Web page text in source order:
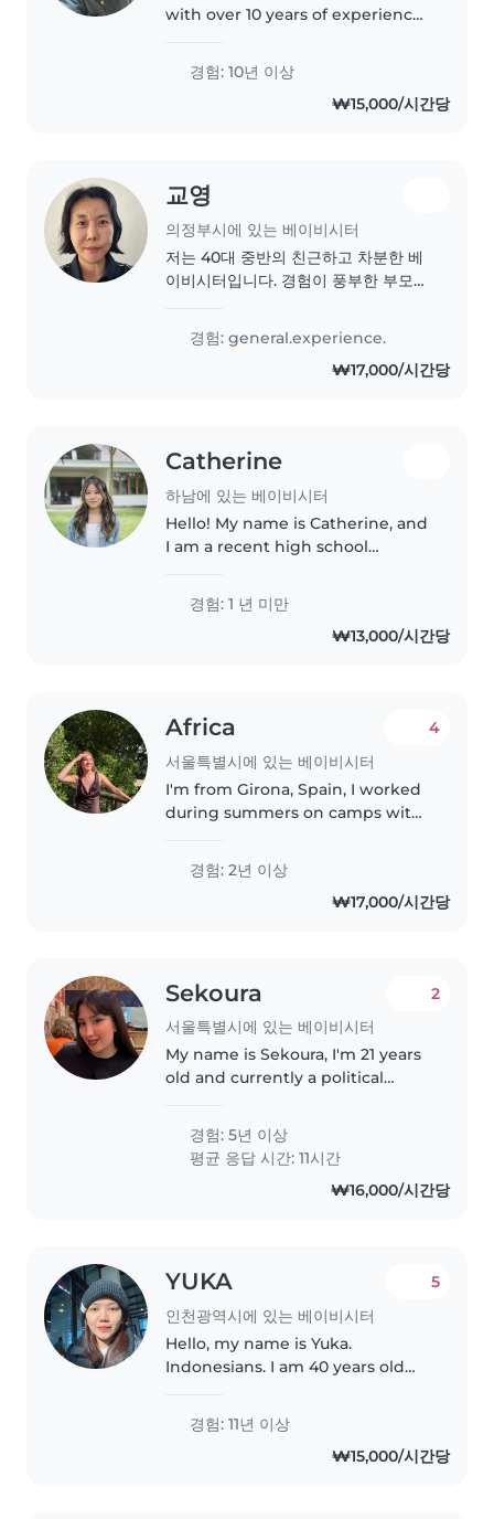
with over 10 years of experience
responsible, creative, and love
crafting with kids. I'm
comfortable helping with
경험: 10년 이상
₩15,000/시간당
교영
의정부시에 있는 베이비시터
저는 40대 중반의 친근하고 차분한 베
이비시터입니다. 경험이 풍부한 부모이
이 있는 베이비시터입니다. 저는 그림,
책 읽어주기, 만들기, 놀이를 좋아하며,
애완 동물 돌봄, 요리, 집안일, 숙제 지
경험: general.experience.
₩17,000/시간당
Catherine
하남에 있는 베이비시터
Hello! My name is Catherine, and
I am a recent high school
grandparents in Korea. I am
looking for babysitting
opportunities, especially with
경험: 1 년 미만
₩13,000/시간당
Africa
서울특별시에 있는 베이비시터
4
I'm from Girona, Spain, I worked
during summers on camps with
place. I moved to Seoul because I
wanted to explore Korea, I..
경험: 2년 이상
₩17,000/시간당
Sekoura
서울특별시에 있는 베이비시터
2
My name is Sekoura, I'm 21 years
old and currently a political
attentive, and experienced in
taking care of children through
babysitting, working..
경험: 5년 이상
평균 응답 시간: 11시간
₩16,000/시간당
YUKA
인천광역시에 있는 베이비시터
5
Hello, my name is Yuka.
Indonesians. I am 40 years old
nanny position. I am available to
work Monday to Friday from 9:00
AM to 3:00 PM. I am reliable,..
경험: 11년 이상
₩15,000/시간당